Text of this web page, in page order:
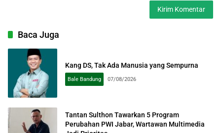
Baca Juga
Kang DS, Tak Ada Manusia yang Sempurna
Bale Bandung 07/08/2026
Tantan Sulthon Tawarkan 5 Program
Perubahan PWI Jabar, Wartawan Multimedia